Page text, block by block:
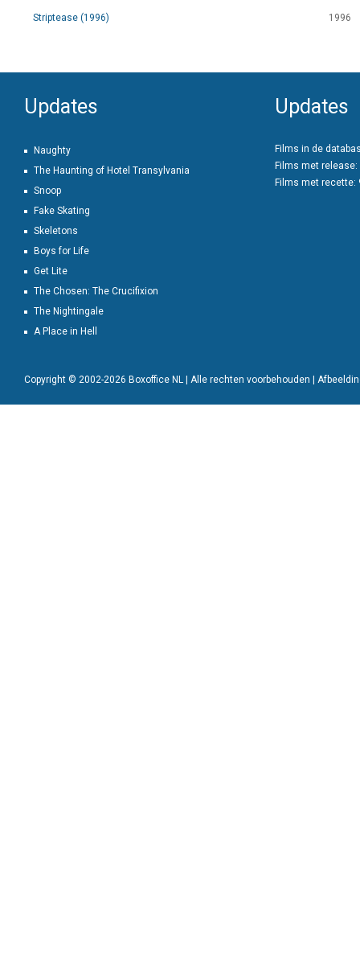
Striptease (1996) 1996
Updates
Naughty
The Haunting of Hotel Transylvania
Snoop
Fake Skating
Skeletons
Boys for Life
Get Lite
The Chosen: The Crucifixion
The Nightingale
A Place in Hell
Updates
Films in de
Films met release:
Films met recette:
Copyright © 2002-2026 Boxoffice NL | Alle rechten voorbehouden |